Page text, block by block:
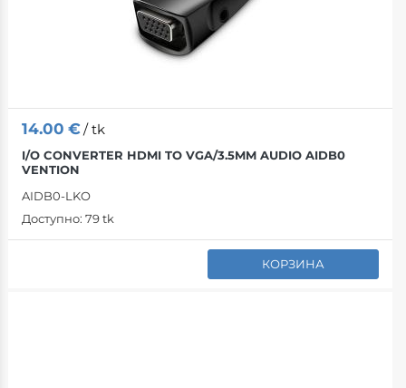
14.00 €/ tk
I/O CONVERTER HDMI TO VGA/3.5MM AUDIO AIDB0
VENTION
AIDB0-LKO
Доступно: 79 tk
КОРЗИНА